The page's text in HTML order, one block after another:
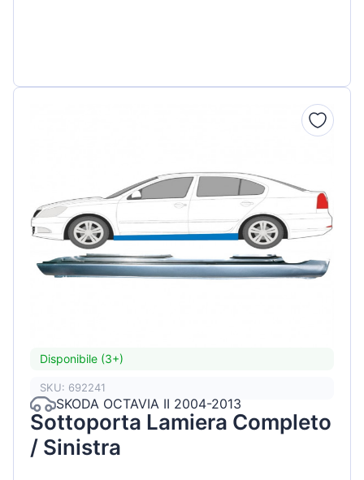
Disponibile (3+)
SKU: 692241
SKODA OCTAVIA II 2004-2013
Sottoporta Lamiera Completo
/ Sinistra